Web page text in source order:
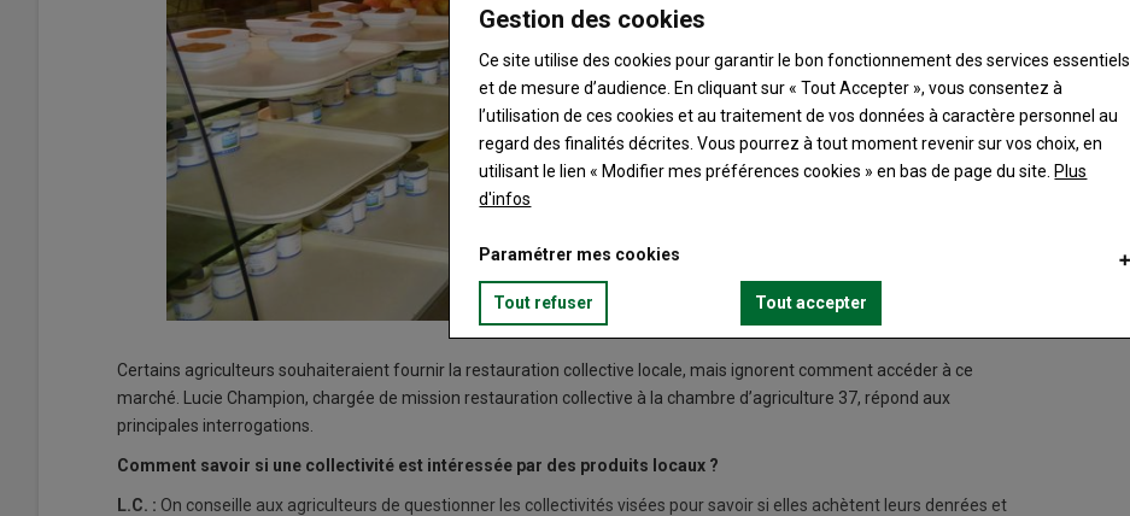
Certains agriculteurs souhaiteraient fournir la restauration collective locale, mais ignorent comment accéder à ce
marché. Lucie Champion, chargée de mission restauration collective à la chambre d’agriculture 37, répond aux
principales interrogations.
Comment savoir si une collectivité est intéressée par des produits locaux ?
L.C. : On conseille aux agriculteurs de questionner les collectivités visées pour savoir si elles achètent leurs denrées et
Gestion des cookies
Ce site utilise des cookies pour garantir le bon fonctionnement des services essentiels
et de mesure d’audience. En cliquant sur « Tout Accepter », vous consentez à
l’utilisation de ces cookies et au traitement de vos données à caractère personnel au
regard des finalités décrites. Vous pourrez à tout moment revenir sur vos choix, en
utilisant le lien « Modifier mes préférences cookies » en bas de page du site. Plus
d'infos
Paramétrer mes cookies
Tout refuser Tout accepter